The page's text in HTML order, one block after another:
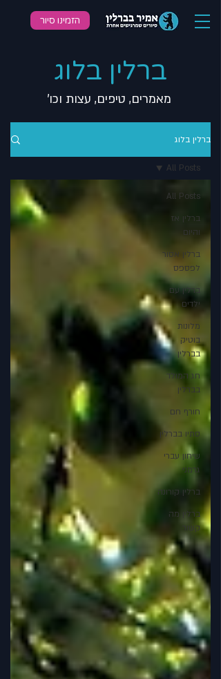
הזמינו סיור
ברלין בלוג
מאמרים, טיפים, עצות וכו'
ברלין בלוג
All Posts
ברלין אז
והיום
ברלין אסור
לפספס
ברלין עם
ילדים
מלונות
בוטיק
בברלין
חג המולד
בברלין
חורף חם
סתיו בברלין
שיחון עברי
גרמני
ברלין קורונה
ברלין מה
קשור
All Posts